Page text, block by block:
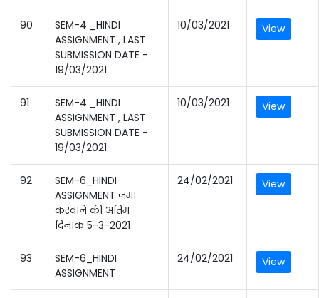
90
SEM-4 _HINDI
ASSIGNMENT , LAST
SUBMISSION DATE -
19/03/2021
10/03/2021 View
91
SEM-4 _HINDI
ASSIGNMENT , LAST
SUBMISSION DATE -
19/03/2021
10/03/2021 View
92
SEM-6_HINDI
ASSIGNMENT जमा
करवाने की अंतिम
दिनांक 5-3-2021
24/02/2021 View
93
SEM-6_HINDI
ASSIGNMENT
24/02/2021 View